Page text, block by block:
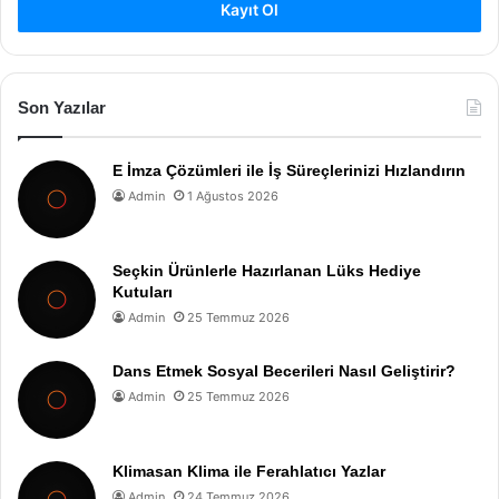
Kayıt Ol
Son Yazılar
E İmza Çözümleri ile İş Süreçlerinizi Hızlandırın
Admin 1 Ağustos 2026
Seçkin Ürünlerle Hazırlanan Lüks Hediye
Kutuları
Admin 25 Temmuz 2026
Dans Etmek Sosyal Becerileri Nasıl Geliştirir?
Admin 25 Temmuz 2026
Klimasan Klima ile Ferahlatıcı Yazlar